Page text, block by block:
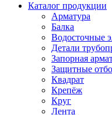
Каталог продукции
Арматура
Балка
Водосточные
Детали
Запорная
Защитные
Квадрат
Крепёж
Круг
Лента